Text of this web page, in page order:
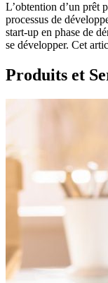
L’obtention d’un prêt
processus de
start-up en phase de
se développer. Cet
Produits et